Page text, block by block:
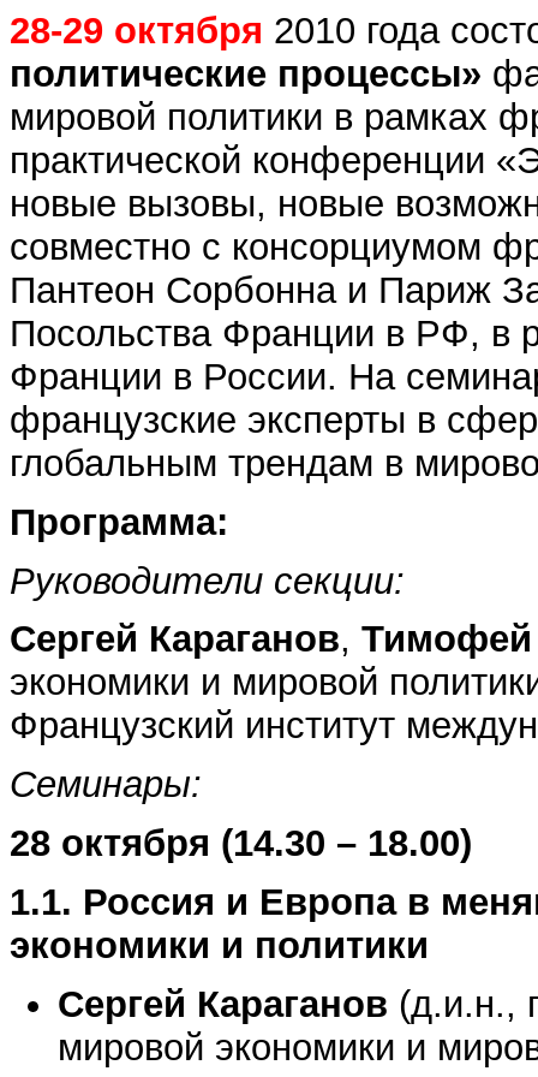
28-29 октября 2010 года
политические процессы»
мировой политики в рамках
практической конференции
новые вызовы, новые
совместно с консорциумом
Пантеон Сорбонна и Париж
Посольства Франции в РФ, в
Франции в России. На
французские эксперты в
глобальным трендам в
Программа:
Руководители секции:
Сергей Караганов, Тимофей
экономики и мировой
Французский институт
Семинары:
28 октября (14.30 – 18.00)
1.1. Россия и Европа в
экономики и политики
Сергей Караганов (д.и.н.,
мировой экономики и